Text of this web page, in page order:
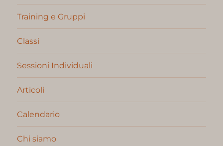
Training e Gruppi
Classi
Sessioni Individuali
Articoli
Calendario
Chi siamo